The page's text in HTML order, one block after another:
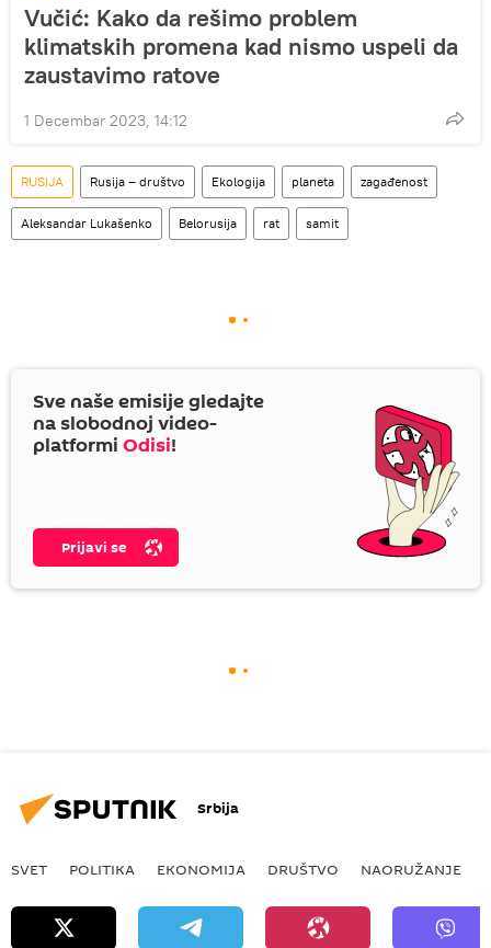
Vučić: Kako da rešimo problem
klimatskih promena kad nismo uspeli da
zaustavimo ratove
1 Decembar 2023, 14:12
RUSIJA Rusija – društvo Ekologija planeta zagađenost
Aleksandar Lukašenko Belorusija rat samit
Sve naše emisije gledajte
na slobodnoj video-
platformi Odisi!
Prijavi se
Srbija
SVET POLITIKA EKONOMIJA DRUŠTVO NAORUŽANJE